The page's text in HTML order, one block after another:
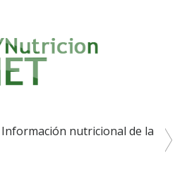
Información nutricional de la